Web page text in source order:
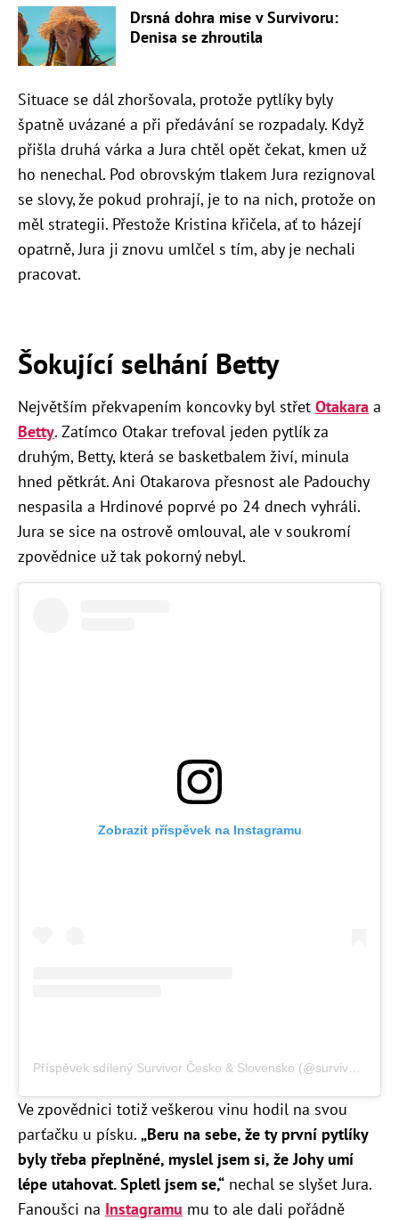
Drsná dohra mise v Survivoru:
Denisa se zhroutila
Situace se dál zhoršovala, protože pytlíky byly
špatně uvázané a při předávání se rozpadaly. Když
přišla druhá várka a Jura chtěl opět čekat, kmen už
ho nenechal. Pod obrovským tlakem Jura rezignoval
se slovy, že pokud prohrají, je to na nich, protože on
měl strategii. Přestože Kristina křičela, ať to házejí
opatrně, Jura ji znovu umlčel s tím, aby je nechali
pracovat.
Šokující selhání Betty
Největším překvapením koncovky byl střet Otakara a
Betty. Zatímco Otakar trefoval jeden pytlík za
druhým, Betty, která se basketbalem živí, minula
hned pětkrát. Ani Otakarova přesnost ale Padouchy
nespasila a Hrdinové poprvé po 24 dnech vyhráli.
Jura se sice na ostrově omlouval, ale v soukromí
zpovědnice už tak pokorný nebyl.
Zobrazit příspěvek na Instagramu
Ve zpovědnici totiž veškerou vinu hodil na svou
parťačku u písku. „Beru na sebe, že ty první pytlíky
byly třeba přeplněné, myslel jsem si, že Johy umí
lépe utahovat. Spletl jsem se,“ nechal se slyšet Jura.
Fanoušci na Instagramu mu to ale dali pořádně